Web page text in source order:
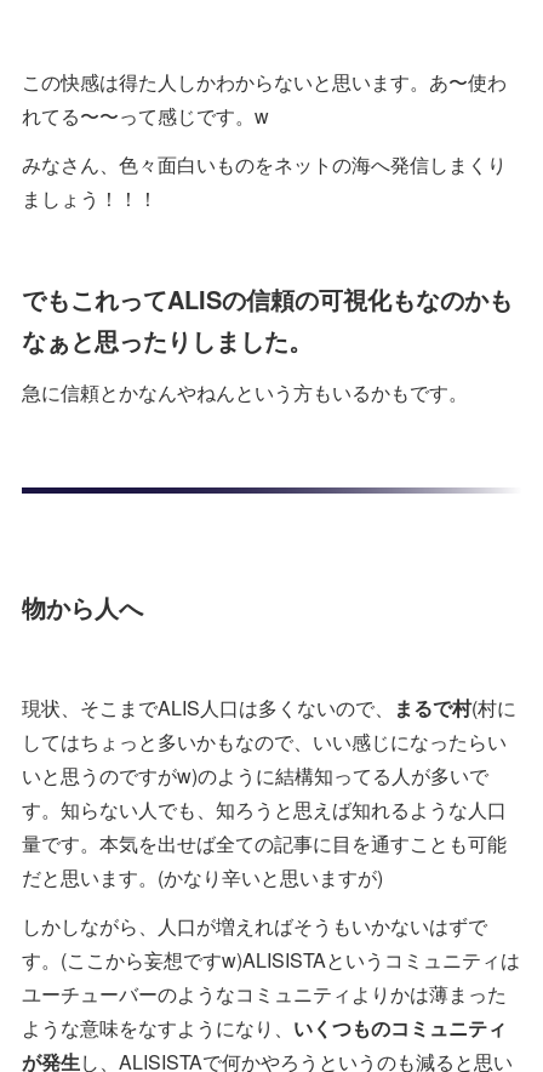
この快感は得た人しかわからないと思います。あ〜使わ
れてる〜〜って感じです。w
みなさん、色々面白いものをネットの海へ発信しまくり
ましょう！！！
でもこれってALISの信頼の可視化もなのかも
なぁと思ったりしました。
急に信頼とかなんやねんという方もいるかもです。
物から人へ
現状、そこまでALIS人口は多くないので、 まるで村(村に
してはちょっと多いかもなので、いい感じになったらい
いと思うのですがw)のように結構知ってる人が多いで
す。知らない人でも、知ろうと思えば知れるような人口
量です。本気を出せば全ての記事に目を通すことも可能
だと思います。(かなり辛いと思いますが)
しかしながら、人口が増えればそうもいかないはずで
す。(ここから妄想ですw)ALISISTAというコミュニティは
ユーチューバーのようなコミュニティよりかは薄まった
ような意味をなすようになり、 いくつものコミュニティ
が発生し、ALISISTAで何かやろうというのも減ると思い